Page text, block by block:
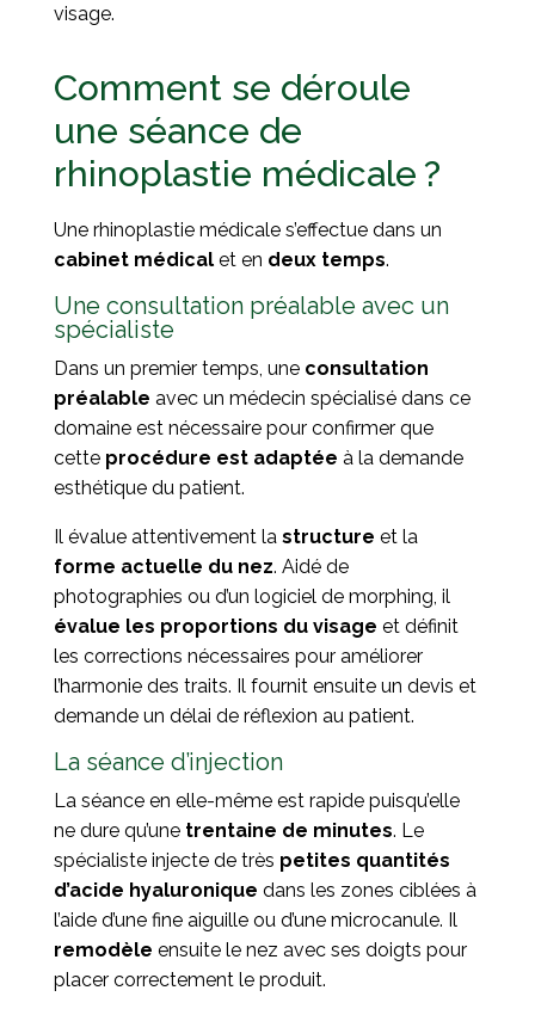
visage.
Comment se déroule
une séance de
rhinoplastie médicale ?
Une rhinoplastie médicale s’effectue dans un
cabinet médicalet en deux temps.
Une consultation préalable avec un
spécialiste
Dans un premier temps, une consultation
préalable avec un médecin spécialisé dans ce
domaine est nécessaire pour confirmer que
cette procédure est adaptée à la demande
esthétique du patient.
Il évalue attentivement la structure et la
forme actuelle du nez. Aidé de
photographies ou d’un logiciel de morphing, il
évalue les proportions du visage et définit
les corrections nécessaires pour améliorer
l’harmonie des traits. Il fournit ensuite un devis et
demande un délai de réflexion au patient.
La séance d’injection
La séance en elle-même est rapide puisqu’elle
ne dure qu’une trentaine de minutes. Le
spécialiste injecte de très petites quantités
d’acide hyaluronique dans les zones ciblées à
l’aide d’une fine aiguille ou d’une microcanule. Il
remodèle ensuite le nez avec ses doigts pour
placer correctement le produit.